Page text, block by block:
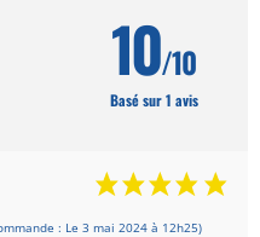
10/10
Basé sur 1 avis
: Le 3 mai 2024 à 12h25)